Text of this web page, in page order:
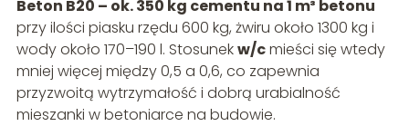
Beton B20 – ok. 350 kg cementu na 1 m³ betonu
przy ilości piasku rzędu 600 kg, żwiru około 1300 kg i
wody około 170–190 l. Stosunekw/cmieści się wtedy
mniej więcej między 0,5 a 0,6, co zapewnia
przyzwoitą wytrzymałość i dobrą urabialność
mieszanki w betoniarce na budowie.